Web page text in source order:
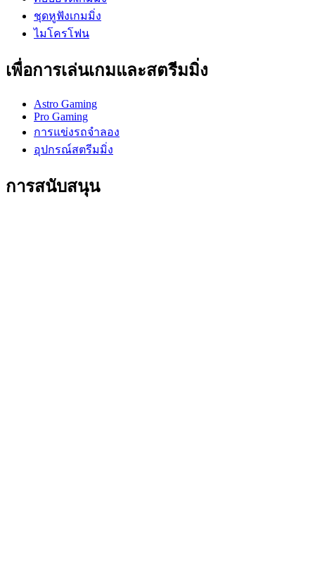
ชุดหูฟังเกมมิ่ง
ไมโครโฟน
เพื่อการเล่นเกมและสตรีมมิ่ง
Astro Gaming
Pro Gaming
การแข่งรถจำลอง
อุปกรณ์สตรีมมิ่ง
การสนับสนุน